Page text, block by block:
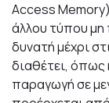
Access
άλλου τύπου μη
δυνατή μέχρι
διαθέτει, όπως
παραγωγή σε